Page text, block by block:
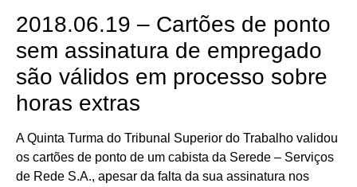
2018.06.19 – Cartões de ponto
sem assinatura de empregado
são válidos em processo sobre
horas extras
A Quinta Turma do Tribunal Superior do Trabalho validou
os cartões de ponto de um cabista da Serede – Serviços
de Rede S.A., apesar da falta da sua assinatura nos